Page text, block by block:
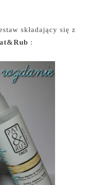
składający się z
: